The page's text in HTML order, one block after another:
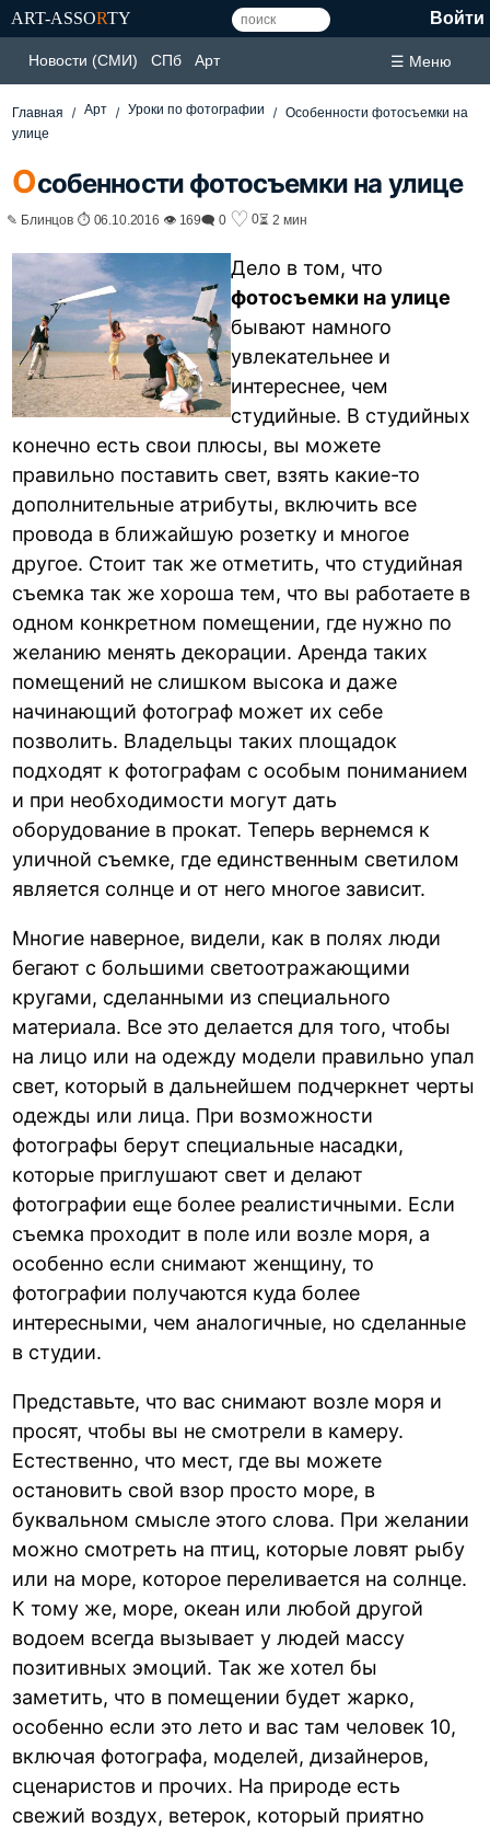
ART-ASSORTY Войти
Новости (СМИ) СПб Арт ☰ Меню
Главная Арт Уроки по фотографии
Особенности фотосъемки на
улице
Особенности фотосъемки на улице
✎ Блинцов ⏱ 06.10.2016 👁 169🗨 0 ♡ 0⏳ 2 мин
Дело в том, что
фотосъемки на улице
бывают намного
увлекательнее и
интереснее, чем
студийные. В студийных
конечно есть свои плюсы, вы можете
правильно поставить свет, взять какие-то
дополнительные атрибуты, включить все
провода в ближайшую розетку и многое
другое. Стоит так же отметить, что студийная
съемка так же хороша тем, что вы работаете в
одном конкретном помещении, где нужно по
желанию менять декорации. Аренда таких
помещений не слишком высока и даже
начинающий фотограф может их себе
позволить. Владельцы таких площадок
подходят к фотографам с особым пониманием
и при необходимости могут дать
оборудование в прокат. Теперь вернемся к
уличной съемке, где единственным светилом
является солнце и от него многое зависит.
Многие наверное, видели, как в полях люди
бегают с большими светоотражающими
кругами, сделанными из специального
материала. Все это делается для того, чтобы
на лицо или на одежду модели правильно упал
свет, который в дальнейшем подчеркнет черты
одежды или лица. При возможности
фотографы берут специальные насадки,
которые приглушают свет и делают
фотографии еще более реалистичными. Если
съемка проходит в поле или возле моря, а
особенно если снимают женщину, то
фотографии получаются куда более
интересными, чем аналогичные, но сделанные
в студии.
Представьте, что вас снимают возле моря и
просят, чтобы вы не смотрели в камеру.
Естественно, что мест, где вы можете
остановить свой взор просто море, в
буквальном смысле этого слова. При желании
можно смотреть на птиц, которые ловят рыбу
или на море, которое переливается на солнце.
К тому же, море, океан или любой другой
водоем всегда вызывает у людей массу
позитивных эмоций. Так же хотел бы
заметить, что в помещении будет жарко,
особенно если это лето и вас там человек 10,
включая фотографа, моделей, дизайнеров,
сценаристов и прочих. На природе есть
свежий воздух, ветерок, который приятно